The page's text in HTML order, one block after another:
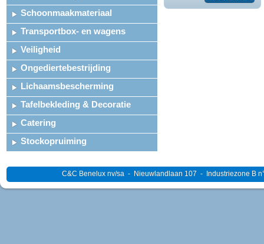
Schoonmaakmateriaal
Transportbox- en wagens
Veiligheid
Ongediertebestrijding
Lichaamsbescherming
Tafelbekleding & Decoratie
Catering
Stockopruiming
C&C Benelux nv/sa - Nieuwlandlaan 107 - Industriezone B